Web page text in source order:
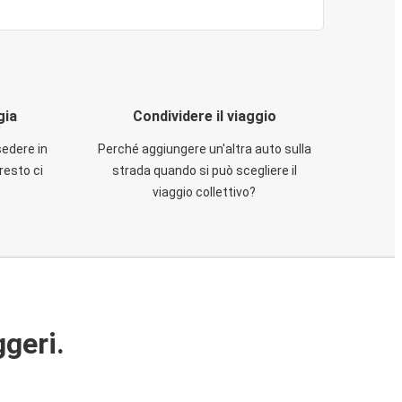
in
ci
Condividere il viaggio
Perché aggiungere un'altra auto sulla
strada quando si può scegliere il
viaggio collettivo?